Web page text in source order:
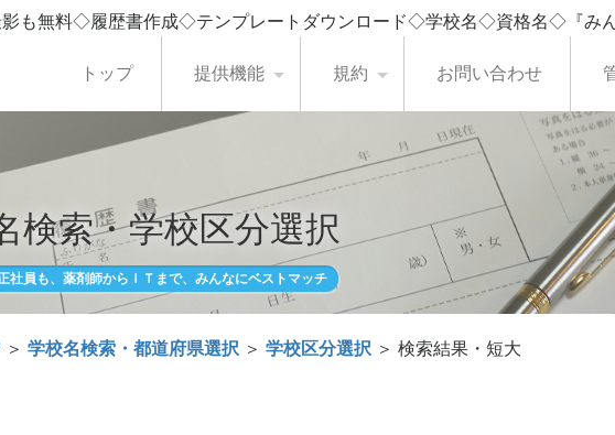
も無料◇履歴書作成◇テンプレートダウンロード◇学校名◇資格名◇『み
トップ 提供機能 規約 お問い合わせ
検索・学校区分選択
社員も、薬剤師からＩＴまで、みんなにベストマッチ
＞ 学校名検索・都道府県選択 ＞ 学校区分選択 ＞ 検索結果・短大